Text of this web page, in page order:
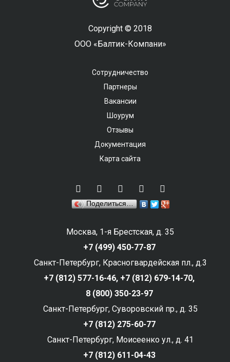
Copyright © 2018
ООО «Балтик-Компани»
Сотрудничество
Партнеры
Вакансии
Шоурум
Отзывы
Документация
Карта сайта
Поделиться…
Москва, 1-я Брестская, д. 35
+7 (499) 450-77-87
Санкт-Петербург, Красногвардейская пл., д.3
+7 (812) 577-16-46, +7 (812) 679-14-70,
8 (800) 350-23-97
Санкт-Петербург, Суворовский пр., д. 35
+7 (812) 275-60-77
Санкт-Петербург, Моисеенко ул., д. 41
+7 (812) 611-04-43